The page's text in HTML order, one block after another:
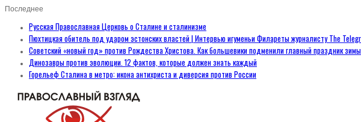
Последнее
Русская Православная Церковь о Сталине и сталинизме
Пюхтицкая обитель под ударом эстонских властей | Интервью игуменьи Филареты журналисту The
Советский «новый год» против Рождества Христова. Как большевики подменили главный праздник зимы
Динозавры против эволюции. 12 фактов, которые должен знать каждый
Горельеф Сталина в метро: икона антихриста и диверсия против России